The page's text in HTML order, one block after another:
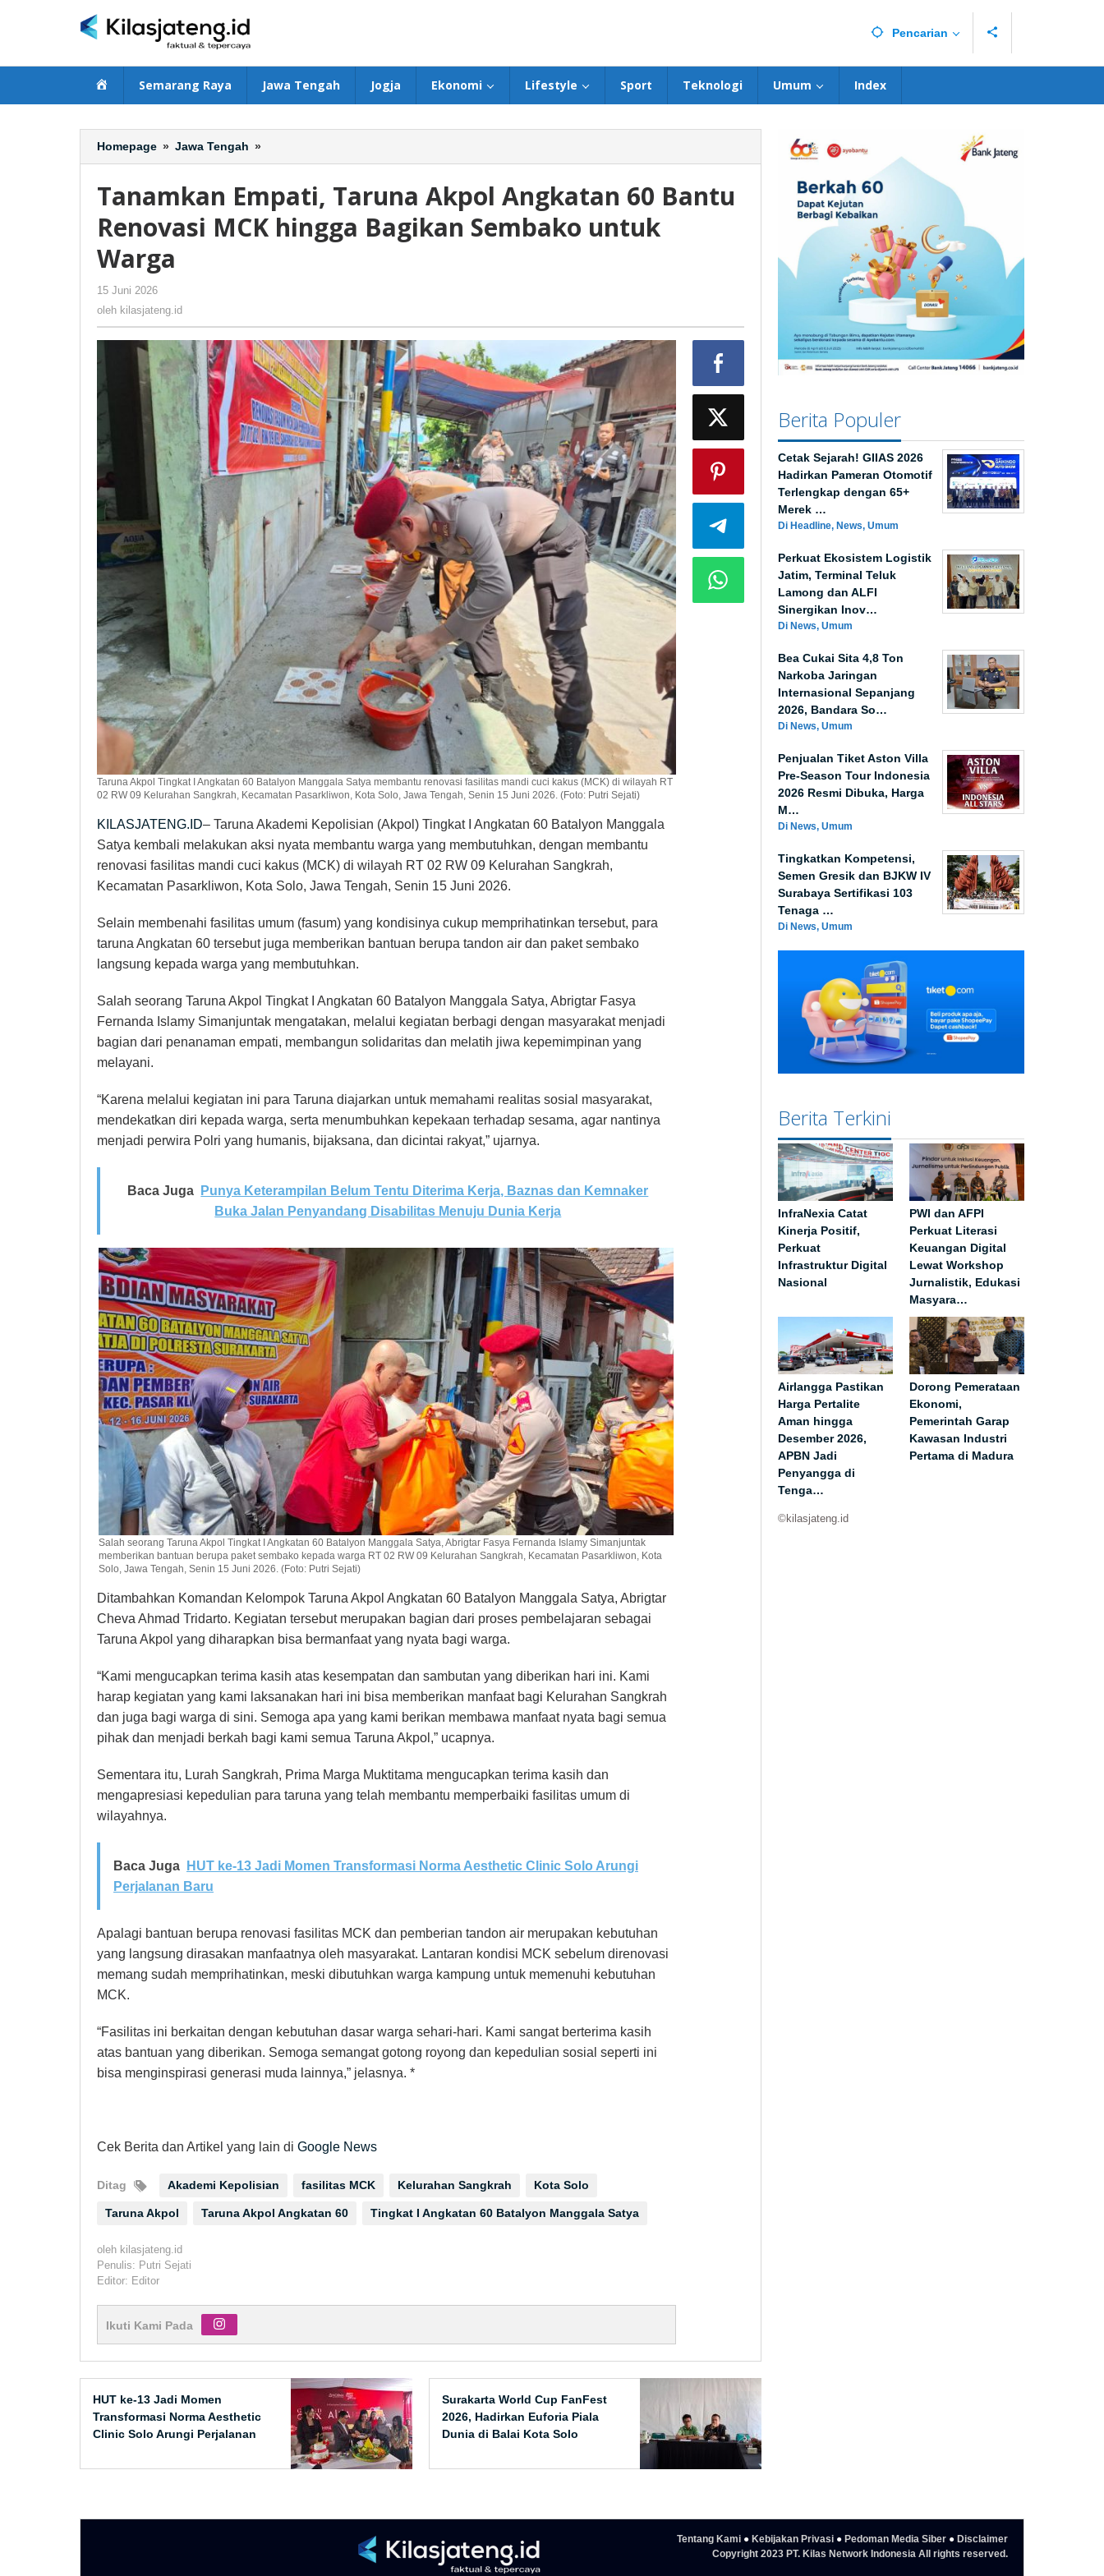
Pencarian
BerandaSemarang Raya Jawa Tengah Jogja Ekonomi Lifestyle Sport Teknologi Umum Index
Homepage » Jawa Tengah »
Empati,
Akpol
Angkatan
60
untuk
Warga
Tanamkan Empati, Taruna Akpol Angkatan 60 Bantu
Renovasi MCK hingga Bagikan Sembako untuk
Warga
15 Juni 2026
kilasjateng.id
oleh kilasjateng.id
Taruna Akpol Tingkat I Angkatan 60 Batalyon Manggala Satya membantu renovasi fasilitas mandi cuci kakus (MCK) di wilayah RT
02 RW 09 Kelurahan Sangkrah, Kecamatan Pasarkliwon, Kota Solo, Jawa Tengah, Senin 15 Juni 2026. (Foto: Putri Sejati)
KILASJATENG.ID– Taruna Akademi Kepolisian (Akpol) Tingkat I Angkatan 60 Batalyon Manggala
Satya kembali melakukan aksi nyata membantu warga yang membutuhkan, dengan membantu
renovasi fasilitas mandi cuci kakus (MCK) di wilayah RT 02 RW 09 Kelurahan Sangkrah,
Kecamatan Pasarkliwon, Kota Solo, Jawa Tengah, Senin 15 Juni 2026.
Selain membenahi fasilitas umum (fasum) yang kondisinya cukup memprihatinkan tersebut, para
taruna Angkatan 60 tersebut juga memberikan bantuan berupa tandon air dan paket sembako
langsung kepada warga yang membutuhkan.
Salah seorang Taruna Akpol Tingkat I Angkatan 60 Batalyon Manggala Satya, Abrigtar Fasya
Fernanda Islamy Simanjuntak mengatakan, melalui kegiatan berbagi dengan masyarakat menjadi
bagian dari penanaman empati, membangun solidaritas dan melatih jiwa kepemimpinan yang
melayani.
“Karena melalui kegiatan ini para Taruna diajarkan untuk memahami realitas sosial masyarakat,
mendekatkan diri kepada warga, serta menumbuhkan kepekaan terhadap sesama, agar nantinya
menjadi perwira Polri yang humanis, bijaksana, dan dicintai rakyat,” ujarnya.
Baca Juga
Punya Keterampilan Belum Tentu Diterima Kerja, Baznas dan Kemnaker
Buka Jalan Penyandang Disabilitas Menuju Dunia Kerja
Salah seorang Taruna Akpol Tingkat I Angkatan 60 Batalyon Manggala Satya, Abrigtar Fasya Fernanda Islamy Simanjuntak
memberikan bantuan berupa paket sembako kepada warga RT 02 RW 09 Kelurahan Sangkrah, Kecamatan Pasarkliwon, Kota
Solo, Jawa Tengah, Senin 15 Juni 2026. (Foto: Putri Sejati)
Ditambahkan Komandan Kelompok Taruna Akpol Angkatan 60 Batalyon Manggala Satya, Abrigtar
Cheva Ahmad Tridarto. Kegiatan tersebut merupakan bagian dari proses pembelajaran sebagai
Taruna Akpol yang diharapkan bisa bermanfaat yang nyata bagi warga.
“Kami mengucapkan terima kasih atas kesempatan dan sambutan yang diberikan hari ini. Kami
harap kegiatan yang kami laksanakan hari ini bisa memberikan manfaat bagi Kelurahan Sangkrah
dan juga bagi warga di sini. Semoga apa yang kami berikan membawa manfaat nyata bagi semua
pihak dan menjadi berkah bagi kami semua Taruna Akpol,” ucapnya.
Sementara itu, Lurah Sangkrah, Prima Marga Muktitama mengucapkan terima kasih dan
mengapresiasi kepedulian para taruna yang telah membantu memperbaiki fasilitas umum di
wilayahnya.
Baca Juga
HUT ke-13 Jadi Momen Transformasi Norma Aesthetic Clinic Solo Arungi
Perjalanan Baru
Apalagi bantuan berupa renovasi fasilitas MCK dan pemberian tandon air merupakan kebutuhan
yang langsung dirasakan manfaatnya oleh masyarakat. Lantaran kondisi MCK sebelum direnovasi
memang sudah memprihatinkan, meski dibutuhkan warga kampung untuk memenuhi kebutuhan
MCK.
“Fasilitas ini berkaitan dengan kebutuhan dasar warga sehari-hari. Kami sangat berterima kasih
atas bantuan yang diberikan. Semoga semangat gotong royong dan kepedulian sosial seperti ini
bisa menginspirasi generasi muda lainnya,” jelasnya. *
Cek Berita dan Artikel yang lain di Google News
Ditag Akademi Kepolisian fasilitas MCK Kelurahan Sangkrah Kota Solo
Taruna Akpol Taruna Akpol Angkatan 60 Tingkat I Angkatan 60 Batalyon Manggala Satya
oleh kilasjateng.id
Penulis: Putri Sejati
Editor: Editor
Ikuti Kami Pada
HUT ke-13 Jadi Momen
Transformasi Norma Aesthetic
Clinic Solo Arungi Perjalanan
Surakarta World Cup FanFest
2026, Hadirkan Euforia Piala
Dunia di Balai Kota Solo
Berita Populer
Cetak Sejarah! GIIAS 2026
Hadirkan Pameran Otomotif
Terlengkap dengan 65+
Merek …
Di Headline, News, Umum
Perkuat Ekosistem Logistik
Jatim, Terminal Teluk
Lamong dan ALFI
Sinergikan Inov…
Di News, Umum
Bea Cukai Sita 4,8 Ton
Narkoba Jaringan
Internasional Sepanjang
2026, Bandara So…
Di News, Umum
Penjualan Tiket Aston Villa
Pre-Season Tour Indonesia
2026 Resmi Dibuka, Harga
M…
Di News, Umum
Tingkatkan Kompetensi,
Semen Gresik dan BJKW IV
Surabaya Sertifikasi 103
Tenaga …
Di News, Umum
Berita Terkini
InfraNexia Catat
Kinerja Positif,
Perkuat
Infrastruktur Digital
Nasional
PWI dan AFPI
Perkuat Literasi
Keuangan Digital
Lewat Workshop
Jurnalistik, Edukasi
Masyara…
Airlangga Pastikan
Harga Pertalite
Aman hingga
Desember 2026,
APBN Jadi
Penyangga di
Tenga…
Dorong Pemerataan
Ekonomi,
Pemerintah Garap
Kawasan Industri
Pertama di Madura
©kilasjateng.id
Tentang Kami ● Kebijakan Privasi ● Pedoman Media Siber ● Disclaimer
Copyright 2023 PT. Kilas Network Indonesia All rights reserved.